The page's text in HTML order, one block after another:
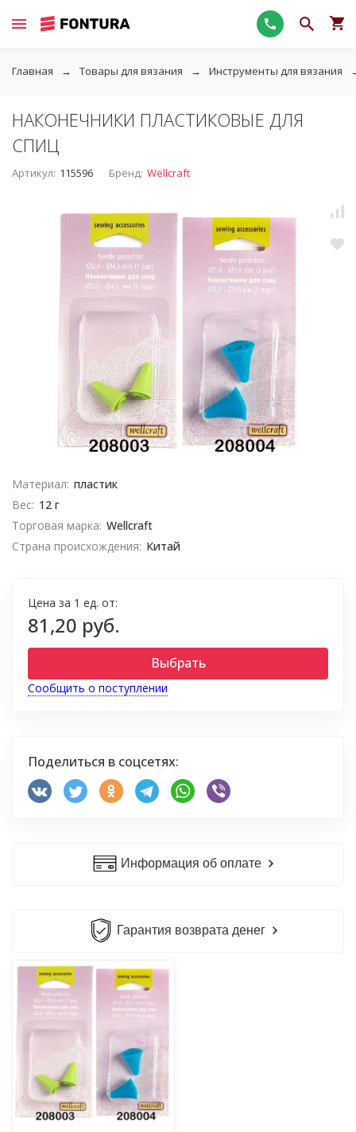
Главная Товары для вязания Инструменты для вязания
НАКОНЕЧНИКИ ПЛАСТИКОВЫЕ ДЛЯ
СПИЦ
Артикул: 115596 Бренд: Wellcraft
Материал: пластик
Вес: 12 г
Торговая марка: Wellcraft
Страна происхождения: Китай
Цена за 1 ед. от:
81,20 руб.
Выбрать
Сообщить о поступлении
Поделиться в соцсетях:
Информация об оплате
Гарантия возврата денег